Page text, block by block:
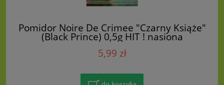
Pomidor Noire De Crimee "Czarny Książe"
(Black Prince) 0,5g HIT ! nasiona
5,99 zł